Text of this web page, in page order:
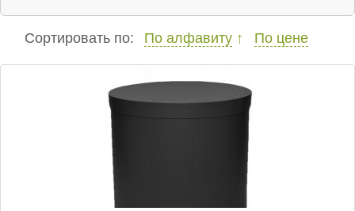
Сортировать по: По алфавиту По цене